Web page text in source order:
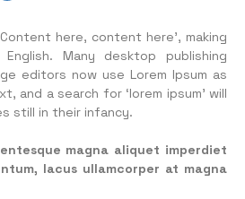
here, content here’, making
Many desktop publishing
editors now use Lorem Ipsum as
and a search for ‘lorem ipsum’ will
still in their infancy.
magna aliquet imperdiet
lacus ullamcorper at magna